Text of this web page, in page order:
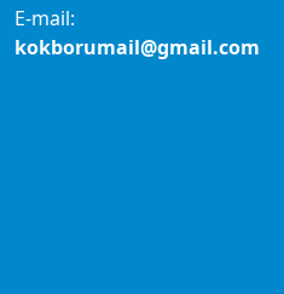
E-mail:
kokborumail@gmail.com